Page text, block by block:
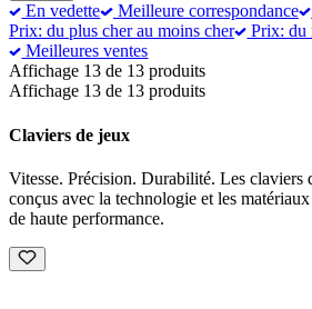
En vedette Meilleure correspondance
Prix: du plus cher au moins cher
Prix: du
Meilleures ventes
Affichage 13 de 13 produits
Affichage 13 de 13 produits
Claviers de jeux
Vitesse. Précision. Durabilité. Les claviers
conçus avec la technologie et les
de haute performance.